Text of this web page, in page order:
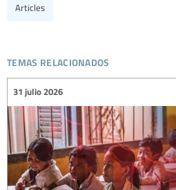
Articles
temas relacionados
31 julio 2026